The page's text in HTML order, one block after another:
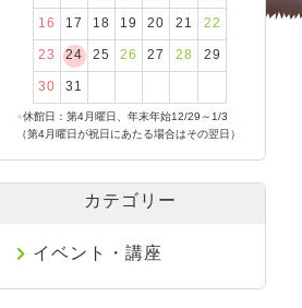
16 17 18 19 20 21 22
23 24 25 26 27 28 29
30 31
●休館日：第4月曜日、年末年始12/29～1/3
（第4月曜日が祝日にあたる場合はその翌日）
カテゴリー
イベント・講座